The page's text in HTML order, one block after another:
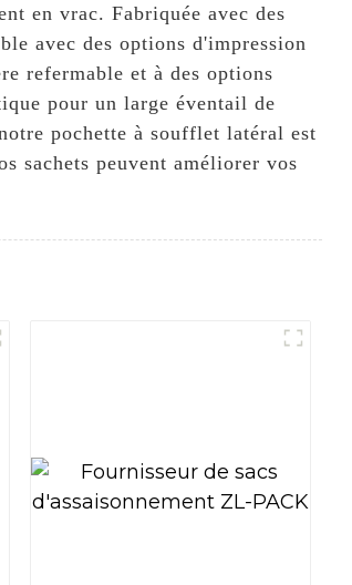
en vrac. Fabriquée avec des
avec des options d'impression
refermable et à des options
pour un large éventail de
pochette à soufflet latéral est
sachets peuvent améliorer vos